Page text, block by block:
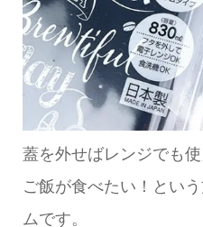
蓋を外せばレンジでも
ご飯が食べたい！とい
ムです。